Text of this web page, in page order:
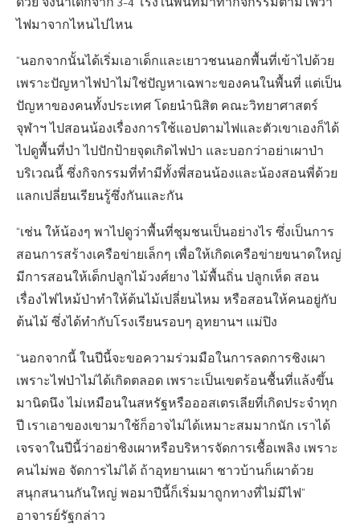
ไฟมาจากไหนไปไหน
“นอกจากนั้นได้เริ่มเอาเด็กและเยาวชนนอกพื้นที่เข้าไปด้วย
เพราะปัญหาไฟป่าไม่ใช่ปัญหาเฉพาะของคนในพื้นที่ แต่เป็น
ปัญหาของคนทั้งประเทศ โดยนำนิสิต คณะวิทยาศาสตร์
จุฬาฯ ไปสอนน้องเรื่องการใช้แอปตามไฟและตัวเขาเองก็ได้
ไปดูพื้นที่ป่า ไปปักป้ายจุดเกิดไฟป่า และบอกว่าอย่าเผาป่า
บริเวณนี้ ซึ่งกิจกรรมที่ทำมีทั้งพี่สอนน้องและน้องสอนพี่ด้วย
แลกเปลี่ยนเรียนรู้ซึ่งกันและกัน
“เช่น ให้น้องๆ พาไปดูว่าพื้นที่ชุมชนเป็นอย่างไร ซึ่งเป็นการ
สอนการสร้างเครือข่ายเล็กๆ เพื่อให้เกิดเครือข่ายขนาดใหญ่
มีการสอนให้เด็กปลูกไม้วงศ์ยาง ไม้พื้นถิ่น ปลูกเห็ด สอน
เรื่องไฟไหม้ป่าทำให้ต้นไม้เปลี่ยนไหม หรือสอนให้คนอยู่กับ
ต้นไม้ ซึ่งได้ทำกับโรงเรียนรอบๆ อุทยานฯ แม่ปิง
“นอกจากนี้ ในปีนี้จะขอความร่วมมือในการลดการชิงเผา
เพราะไฟป่าไม่ได้เกิดตลอด เพราะเป็นเขตร้อนชื้นที่แล้งขึ้น
มานิดนึง ไม่เหมือนในสหรัฐหรือออสเตรเลียที่เกิดประจำทุก
ปี เราเอาของเขามาใช้ก็อาจไม่ได้เหมาะสมมากนัก เราได้
เจรจาในปีนี้ว่าอย่าชิงเผาหรือบริหารจัดการเชื้อเพลิง เพราะ
คนไม่พอ จัดการไม่ได้ ถ้าอุทยานเผา ชาวบ้านก็เผาด้วย
สนุกสนานกันใหญ่ พอมาปีนี้ก็เริ่มมาถูกทางที่ไม่มีไฟ”
อาจารย์รัฐกล่าว